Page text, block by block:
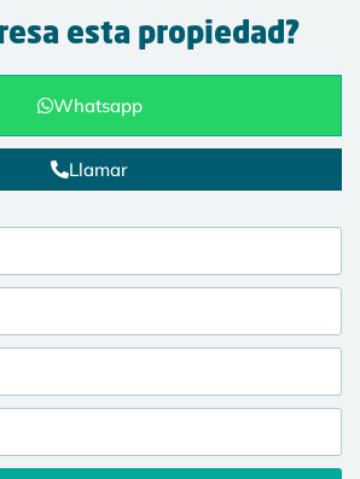
esta propiedad?
Whatsapp
Llamar